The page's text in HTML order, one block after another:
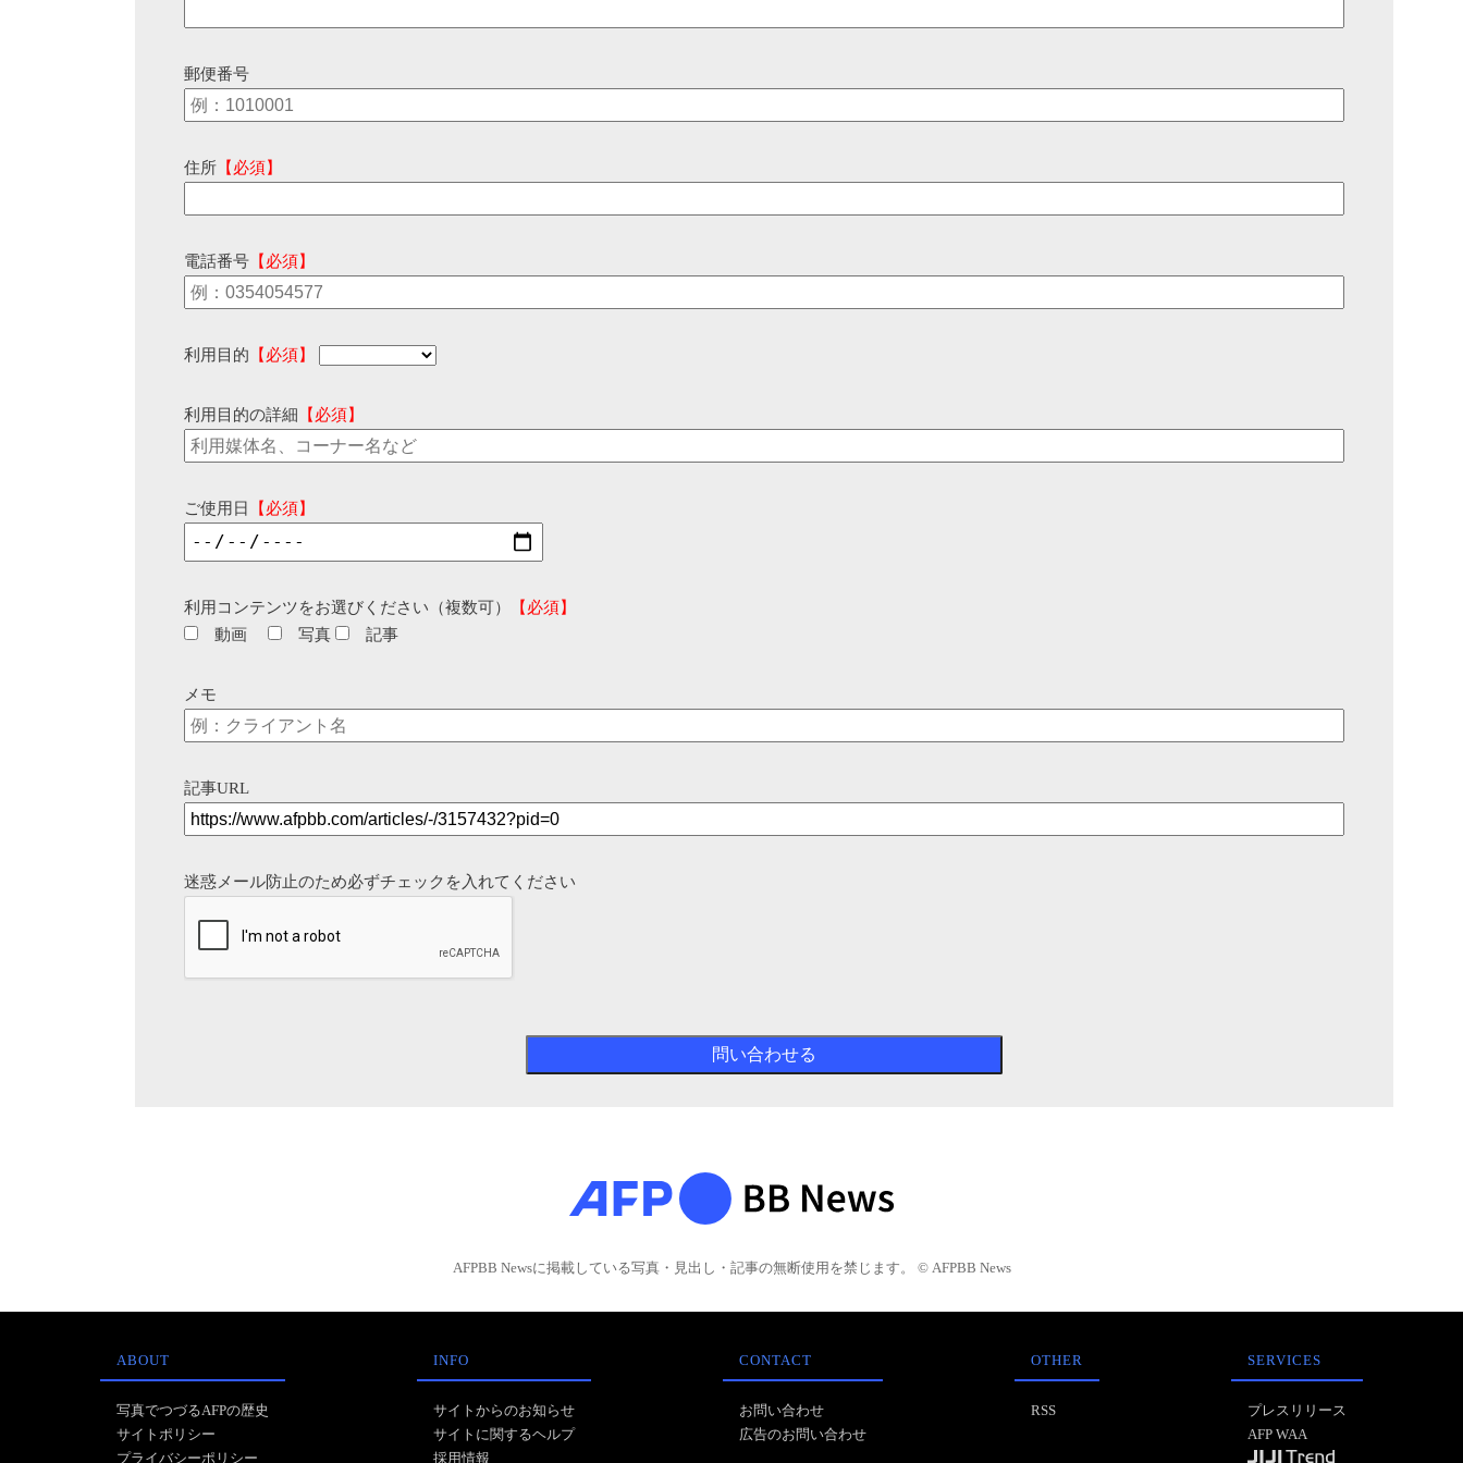
郵便番号
住所 【必須】
電話番号 【必須】
利用目的 【必須】
利用目的の詳細 【必須】
ご使用日 【必須】
利用コンテンツをお選びください（複数可）
【必須】
動画
写真 記事
メモ
記事URL
迷惑メール防止のため必ずチェックを入れてください
AFPBB Newsに掲載している写真・見出し・記事の無断使用を禁じます。 © AFPBB News
ABOUT
写真でつづるAFPの歴史
サイトポリシー
プライバシーポリシー
INFO
サイトからのお知らせ
サイトに関するヘルプ
採用情報
CONTACT
お問い合わせ
広告のお問い合わせ
OTHER
RSS
SERVICES
プレスリリース
AFP WAA